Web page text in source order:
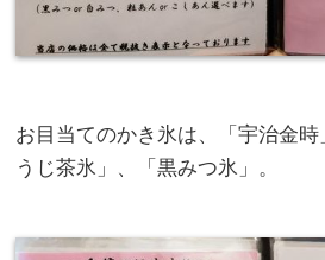
お目当てのかき氷は、「宇治金
うじ茶氷」、「黒みつ氷」。